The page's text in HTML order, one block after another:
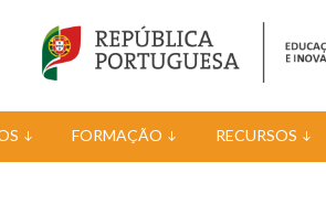
FORMAÇÃO RECURSOS